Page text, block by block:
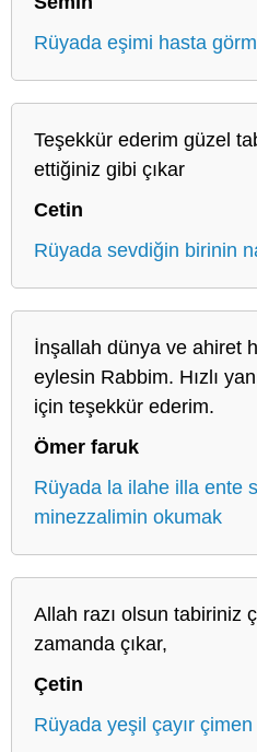
Rüyada eşimi hasta
Teşekkür ederim güzel
ettiğiniz gibi çıkar
Cetin
Rüyada sevdiğin birinin
İnşallah dünya ve ahiret
eylesin Rabbim. Hızlı
için teşekkür ederim.
Ömer faruk
Rüyada la ilahe illa ente
minezzalimin okumak
Allah razı olsun tabiriniz
zamanda çıkar,
Çetin
Rüyada yeşil çayır